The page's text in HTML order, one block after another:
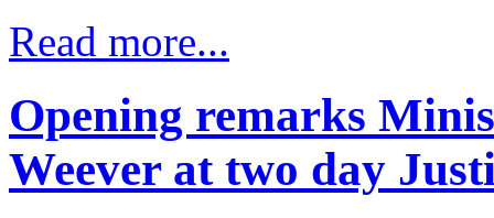
Read more...
Opening remarks
Weever at two day